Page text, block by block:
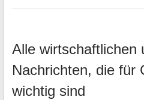
Alle wirtschaftlichen
Nachrichten, die für
wichtig sind